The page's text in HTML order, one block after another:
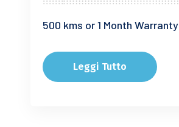
500 kms or 1 Month Warranty
Leggi Tutto